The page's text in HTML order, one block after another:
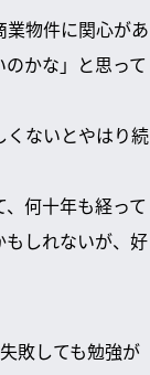
物件に関心があ
かな」と思って
くないとやはり続
何十年も経って
しれないが、好
敗しても勉強が